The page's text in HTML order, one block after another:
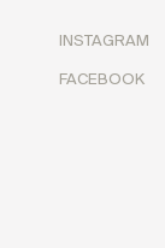
INSTAGRAM
FACEBOOK